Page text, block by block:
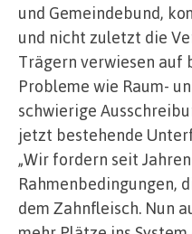
und Gemeindebund,
und nicht zuletzt die
Trägern verwiesen auf
Probleme wie Raum-
schwierige
jetzt bestehende
„Wir fordern seit
Rahmenbedingungen,
dem Zahnfleisch. Nun